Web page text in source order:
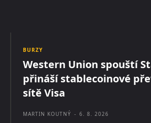
BURZY
Western Union spouští
přináší stablecoinové
sítě Visa
MARTIN KOUTNÝ - 6. 8. 2026